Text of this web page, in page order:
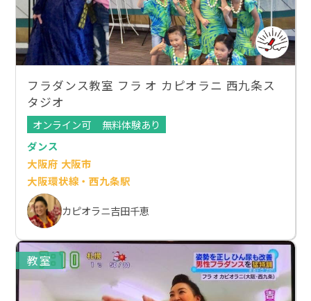
フラダンス教室 フラ オ カピオラニ 西九条ス
タジオ
オンライン可
無料体験あり
ダンス
大阪府 大阪市
大阪環状線・西九条駅
カピオラニ吉田千恵
教室